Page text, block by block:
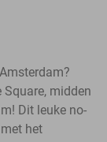
midden
Dit leuke no-
het